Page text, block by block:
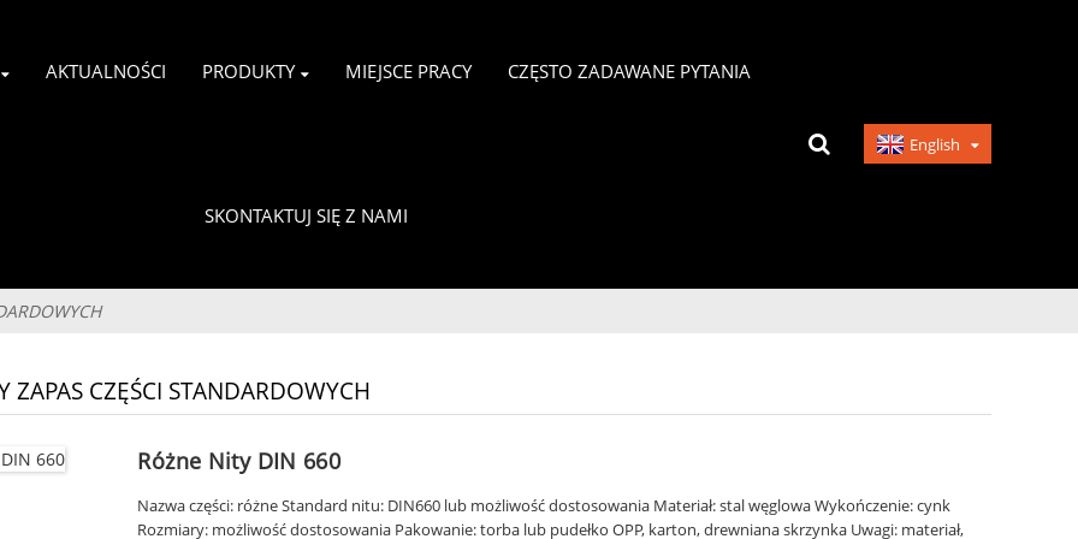
AKTUALNOŚCI PRODUKTY MIEJSCE PRACY CZĘSTO ZADAWANE PYTANIA
SKONTAKTUJ SIĘ Z NAMI
English
ZAPAS CZĘŚCI STANDARDOWYCH
Różne Nity DIN 660
Nazwa części: różne Standard nitu: DIN660 lub możliwość dostosowania Materiał: stal węglowa Wykończenie: cynk
Rozmiary: możliwość dostosowania Pakowanie: torba lub pudełko OPP, karton, drewniana skrzynka Uwagi: materiał,